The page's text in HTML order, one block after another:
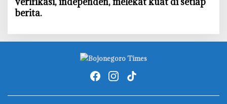
berita.